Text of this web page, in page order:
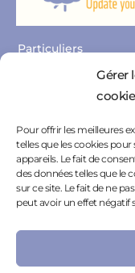
Gérer
Pour offrir les meilleures
telles que les cookies
appareils. Le fait de
des données telles que le
sur ce site. Le fait de ne
peut avoir un effet négatif
Particuliers
Professionnels
Nous rejoindre
Résiliation